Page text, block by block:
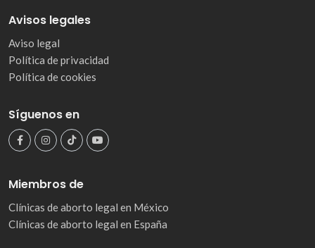
Avisos legales
Aviso legal
Política de privacidad
Política de cookies
Síguenos en
Miembros de
Clínicas de aborto legal en México
Clínicas de aborto legal en España